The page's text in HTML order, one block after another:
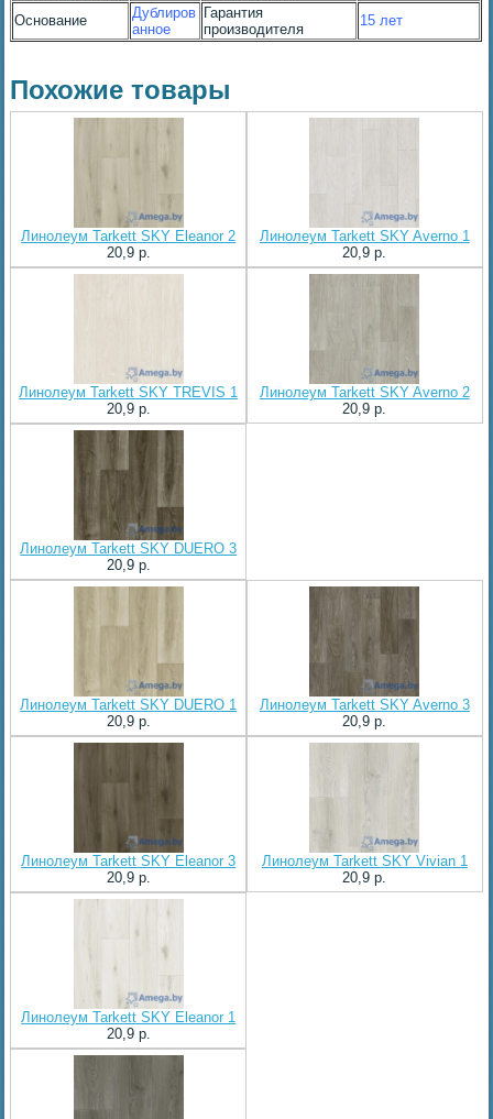
Основание
Дублиров
анное
Гарантия
производителя
15 лет
Похожие товары
Линолеум Tarkett SKY Eleanor 2
20,9 p.
Линолеум Tarkett SKY Averno 1
20,9 p.
Линолеум Tarkett SKY TREVIS 1
20,9 p.
Линолеум Tarkett SKY Averno 2
20,9 p.
Линолеум Tarkett SKY DUERO 3
20,9 p.
Линолеум Tarkett SKY DUERO 1
20,9 p.
Линолеум Tarkett SKY Averno 3
20,9 p.
Линолеум Tarkett SKY Eleanor 3
20,9 p.
Линолеум Tarkett SKY Vivian 1
20,9 p.
Линолеум Tarkett SKY Eleanor 1
20,9 p.